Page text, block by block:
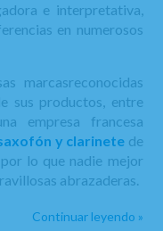
e interpretativa,
en numerosos
marcasreconocidas
sus productos, entre
empresa francesa
y clarinete de
lo que nadie mejor
abrazaderas.
Continuar leyendo »